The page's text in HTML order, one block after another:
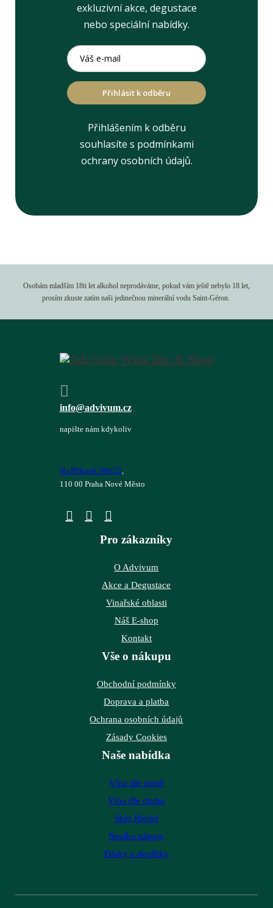
exkluzivní akce, degustace
nebo speciální nabídky.
Přihlásit k odběru
Přihlášením k odběru
souhlasíte s podmínkami
ochrany osobních údajů.
Osobám mladším 18ti let alkohol neprodáváme, pokud vám ještě nebylo 18 let,
prosím zkuste zatím naši jedinečnou minerální vodu Saint-Géron.
info@advivum.cz
napište nám kdykoliv
Na Příkopě 589/22
110 00 Praha Nové Město
Pro zákazníky
O Advivum
Akce a Degustace
Vinařské oblasti
Náš E-shop
Kontakt
Vše o nákupu
Obchodní podmínky
Doprava a platba
Ochrana osobních údajů
Zásady Cookies
Naše nabídka
Vína dle země
Vína dle druhu
Sklo Riedel
Nealko nápoje
Dárky a doplňky